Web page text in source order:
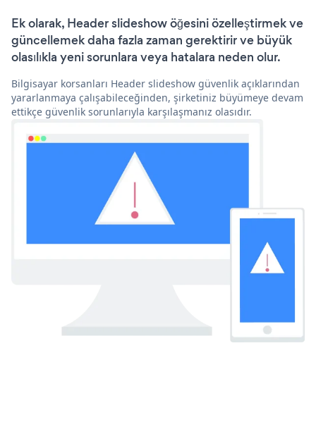
Ek olarak, Header slideshow öğesini özelleştirmek ve
güncellemek daha fazla zaman gerektirir ve büyük
olasılıkla yeni sorunlara veya hatalara neden olur.
Bilgisayar korsanları Header slideshow güvenlik açıklarından
yararlanmaya çalışabileceğinden, şirketiniz büyümeye devam
ettikçe güvenlik sorunlarıyla karşılaşmanız olasıdır.